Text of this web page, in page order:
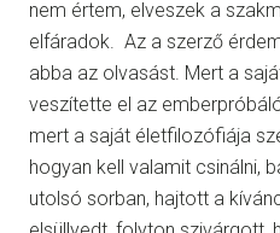
nem értem, elveszek a
elfáradok. Az a szerző
abba az olvasást. Mert a
veszítette el az
mert a saját életfilozófiája
hogyan kell valamit csinálni,
utolsó sorban, hajtott a